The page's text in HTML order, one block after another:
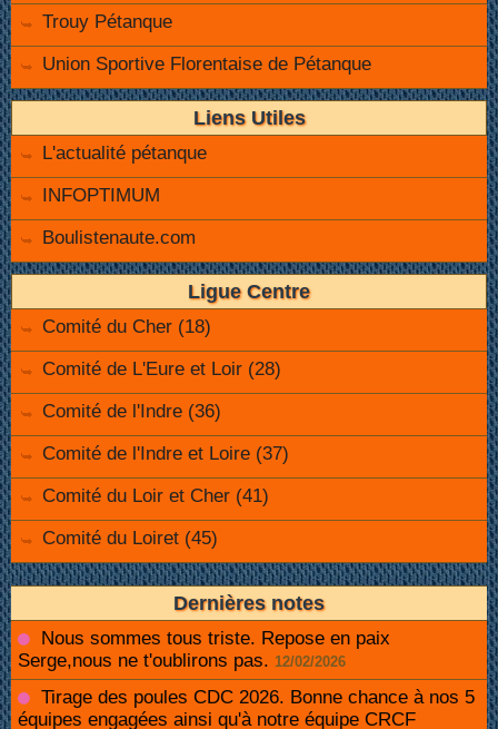
Trouy Pétanque
Union Sportive Florentaise de Pétanque
Liens Utiles
L'actualité pétanque
INFOPTIMUM
Boulistenaute.com
Ligue Centre
Comité du Cher (18)
Comité de L'Eure et Loir (28)
Comité de l'Indre (36)
Comité de l'Indre et Loire (37)
Comité du Loir et Cher (41)
Comité du Loiret (45)
Dernières notes
Nous sommes tous triste. Repose en paix
Serge,nous ne t'oublirons pas. 12/02/2026
Tirage des poules CDC 2026. Bonne chance à nos 5
équipes engagées ainsi qu'à notre équipe CRCF